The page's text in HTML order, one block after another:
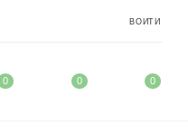
ВОЙТИ
0 0 0